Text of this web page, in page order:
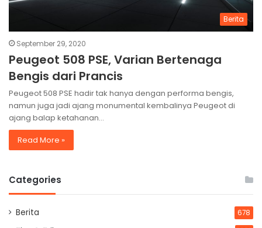
Berita
September 29, 2020
Peugeot 508 PSE, Varian Bertenaga
Bengis dari Prancis
Peugeot 508 PSE hadir tak hanya dengan performa bengis,
namun juga jadi ajang monumental kembalinya Peugeot di
ajang balap ketahanan…
Read More »
Categories
Berita 678